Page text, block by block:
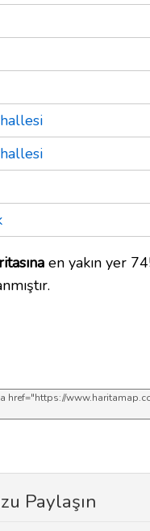
en yakın yer
Paylaşın